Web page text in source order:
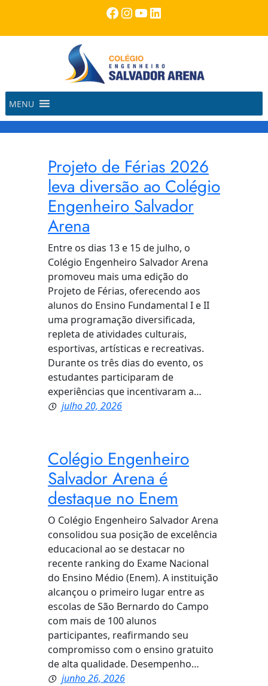
o
Facebook
Instagram
Youtube
LinkedIn
MENU
Projeto de Férias 2026
leva diversão ao Colégio
Engenheiro Salvador
Arena
Entre os dias 13 e 15 de julho, o
Colégio Engenheiro Salvador Arena
promoveu mais uma edição do
Projeto de Férias, oferecendo aos
alunos do Ensino Fundamental I e II
uma programação diversificada,
repleta de atividades culturais,
esportivas, artísticas e recreativas.
Durante os três dias do evento, os
estudantes participaram de
experiências que incentivaram a…
julho 20, 2026
Colégio Engenheiro
Salvador Arena é
destaque no Enem
O Colégio Engenheiro Salvador Arena
consolidou sua posição de excelência
educacional ao se destacar no
recente ranking do Exame Nacional
do Ensino Médio (Enem). A instituição
alcançou o primeiro lugar entre as
escolas de São Bernardo do Campo
com mais de 100 alunos
participantes, reafirmando seu
compromisso com o ensino gratuito
de alta qualidade. Desempenho…
junho 26, 2026